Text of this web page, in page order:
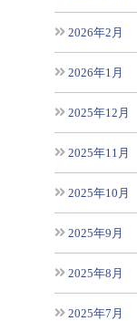
2026年2月
2026年1月
2025年12月
2025年11月
2025年10月
2025年9月
2025年8月
2025年7月